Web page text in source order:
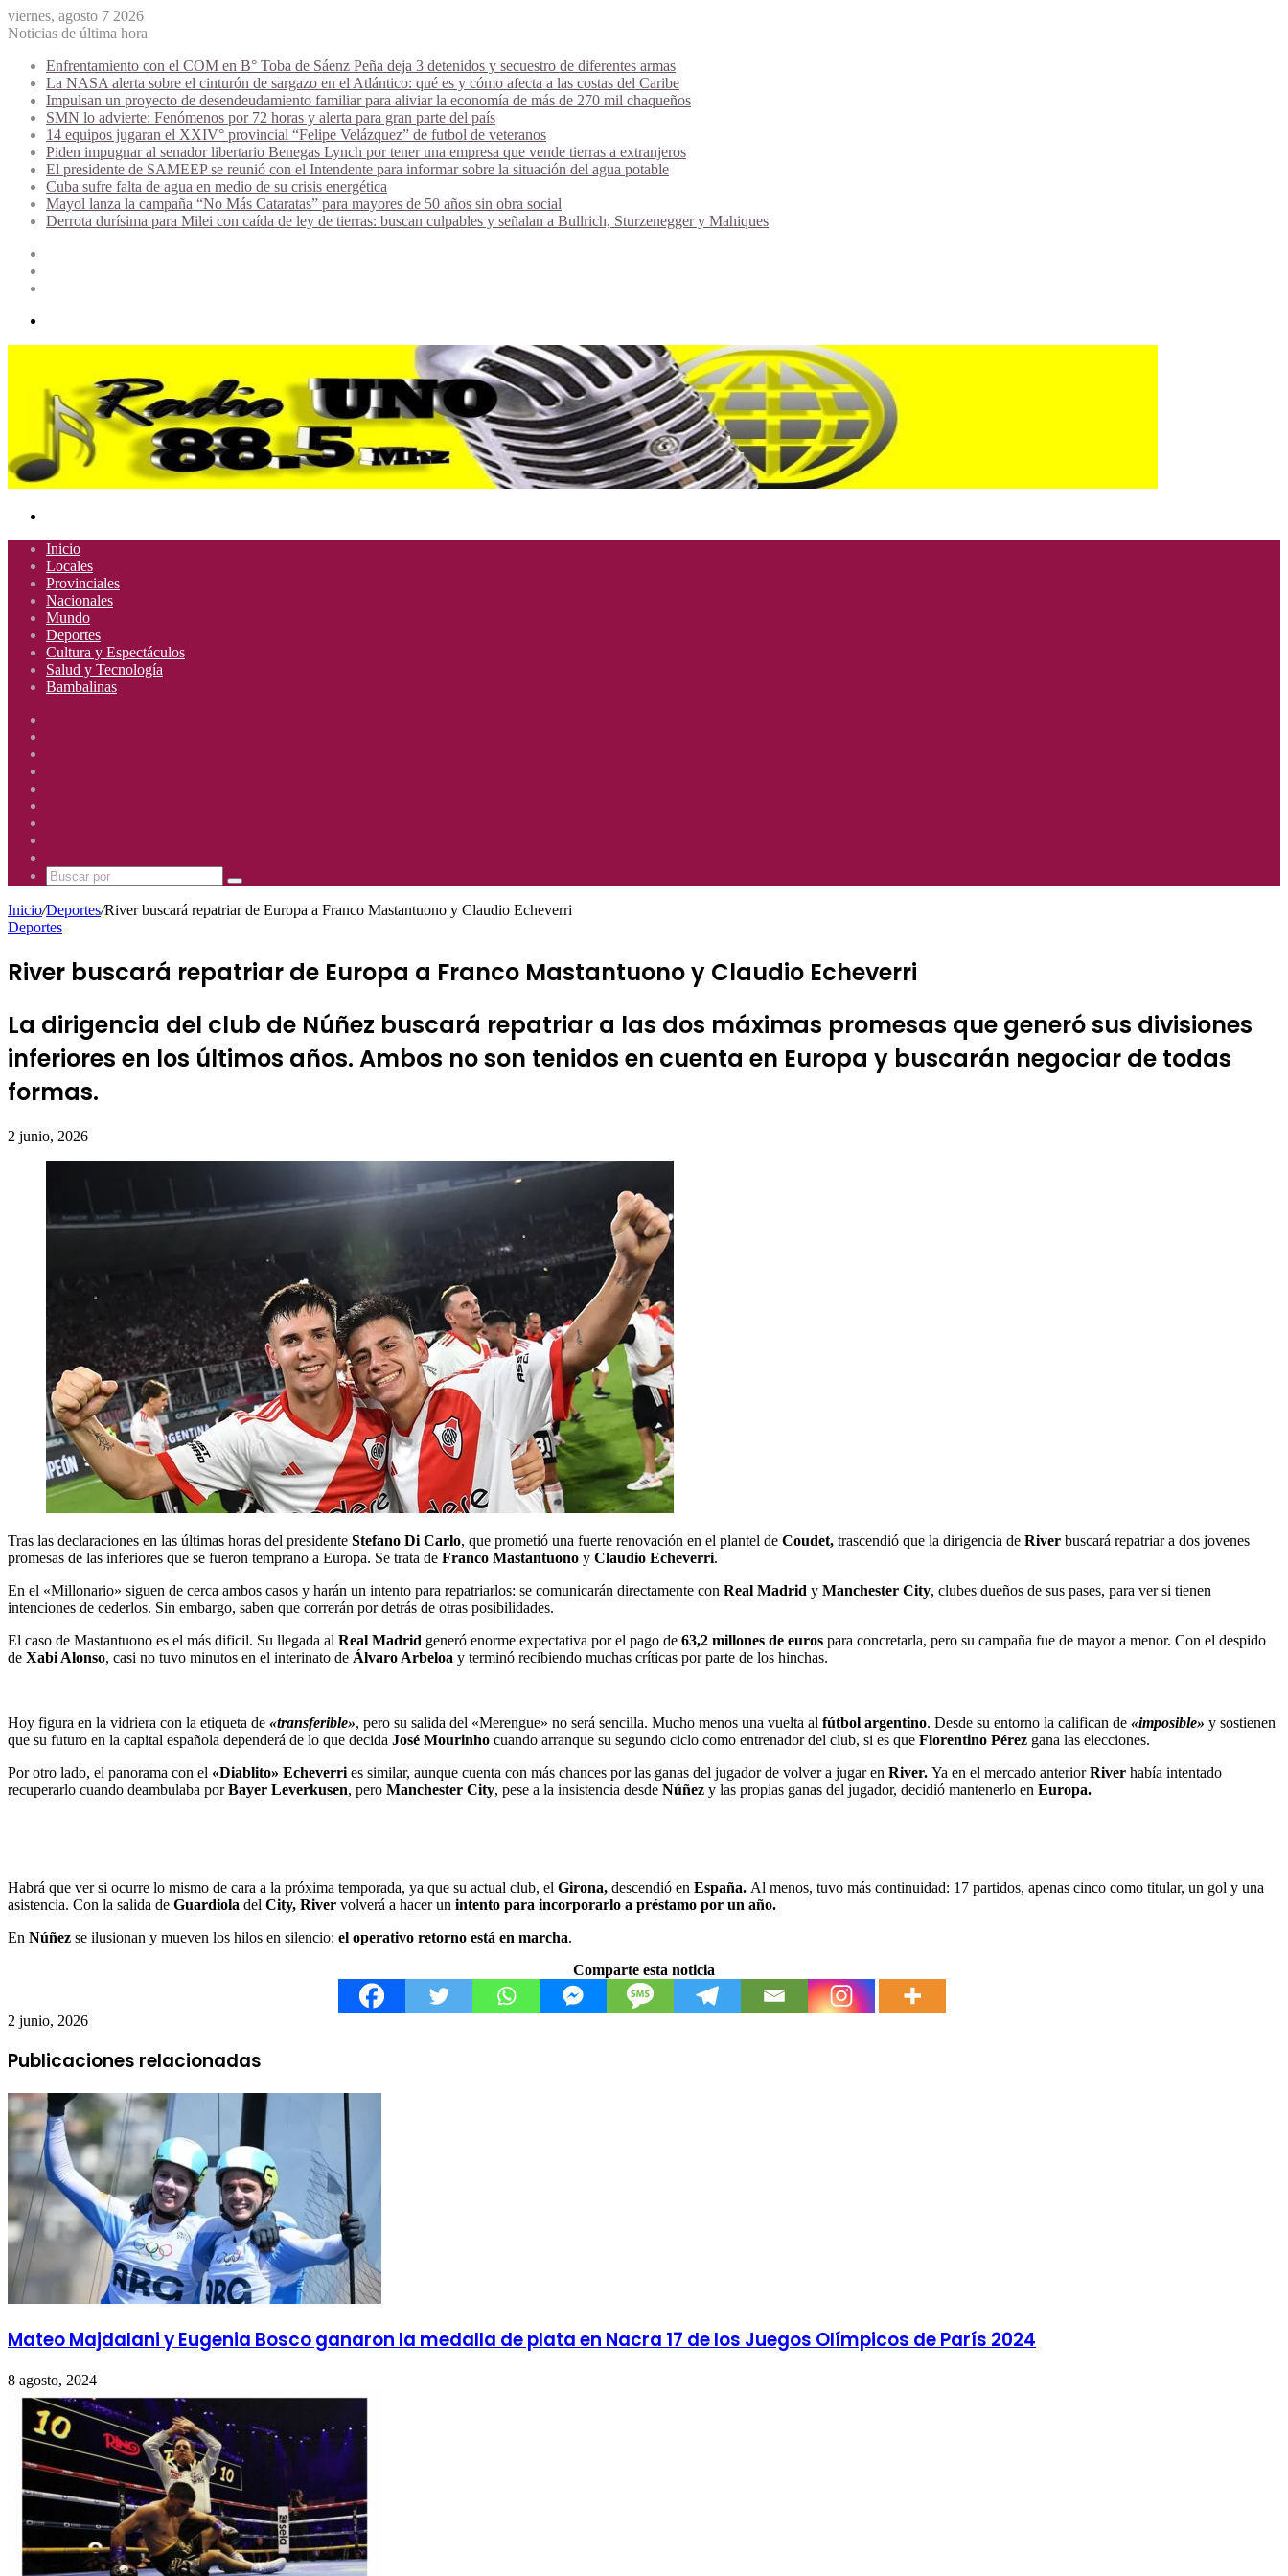
viernes, agosto 7 2026
Noticias de última hora
Enfrentamiento con el COM en B° Toba de Sáenz Peña deja 3 detenidos y secuestro de diferentes armas
La NASA alerta sobre el cinturón de sargazo en el Atlántico: qué es y cómo afecta a las costas del Caribe
Impulsan un proyecto de desendeudamiento familiar para aliviar la economía de más de 270 mil chaqueños
SMN lo advierte: Fenómenos por 72 horas y alerta para gran parte del país
14 equipos jugaran el XXIV° provincial “Felipe Velázquez” de futbol de veteranos
Piden impugnar al senador libertario Benegas Lynch por tener una empresa que vende tierras a extranjeros
El presidente de SAMEEP se reunió con el Intendente para informar sobre la situación del agua potable
Cuba sufre falta de agua en medio de su crisis energética
Mayol lanza la campaña “No Más Cataratas” para mayores de 50 años sin obra social
Derrota durísima para Milei con caída de ley de tierras: buscan culpables y señalan a Bullrich, Sturzenegger y Mahiques
Inicio
Locales
Provinciales
Nacionales
Mundo
Deportes
Cultura y Espectáculos
Salud y Tecnología
Bambalinas
Mhz
885
Mhz
Uno
885
Mhz
Buscar
por
Inicio/Deportes/River buscará repatriar de Europa a Franco Mastantuono y Claudio Echeverri
Deportes
River buscará repatriar de Europa a Franco Mastantuono y Claudio Echeverri
La dirigencia del club de Núñez buscará repatriar a las dos máximas promesas que generó sus divisiones
inferiores en los últimos años. Ambos no son tenidos en cuenta en Europa y buscarán negociar de todas
formas.
2 junio, 2026
Tras las declaraciones en las últimas horas del presidente Stefano Di Carlo, que prometió una fuerte renovación en el plantel de Coudet, trascendió que la dirigencia de River buscará repatriar a dos jovenes
promesas de las inferiores que se fueron temprano a Europa. Se trata de Franco Mastantuono y Claudio Echeverri.
En el «Millonario» siguen de cerca ambos casos y harán un intento para repatriarlos: se comunicarán directamente con Real Madrid y Manchester City, clubes dueños de sus pases, para ver si tienen
intenciones de cederlos. Sin embargo, saben que correrán por detrás de otras posibilidades.
El caso de Mastantuono es el más dificil. Su llegada al Real Madrid generó enorme expectativa por el pago de 63,2 millones de euros para concretarla, pero su campaña fue de mayor a menor. Con el despido
de Xabi Alonso, casi no tuvo minutos en el interinato de Álvaro Arbeloa y terminó recibiendo muchas críticas por parte de los hinchas.
Hoy figura en la vidriera con la etiqueta de «transferible», pero su salida del «Merengue» no será sencilla. Mucho menos una vuelta al fútbol argentino. Desde su entorno la califican de «imposible» y sostienen
que su futuro en la capital española dependerá de lo que decida José Mourinho cuando arranque su segundo ciclo como entrenador del club, si es que Florentino Pérez gana las elecciones.
Por otro lado, el panorama con el «Diablito» Echeverri es similar, aunque cuenta con más chances por las ganas del jugador de volver a jugar en River. Ya en el mercado anteriorRiver había intentado
recuperarlo cuando deambulaba porBayer Leverkusen, pero Manchester City, pese a la insistencia desde Núñez y las propias ganas del jugador, decidió mantenerlo en Europa.
Habrá que ver si ocurre lo mismo de cara a la próxima temporada, ya que su actual club, el Girona, descendió en España. Al menos, tuvo más continuidad: 17 partidos, apenas cinco como titular, un gol y una
asistencia. Con la salida de Guardiola del City, River volverá a hacer un intento para incorporarlo a préstamo por un año.
En Núñez se ilusionan y mueven los hilos en silencio: el operativo retorno está en marcha.
Comparte esta noticia
2 junio, 2026
Publicaciones relacionadas
Mateo Majdalani y Eugenia Bosco ganaron la medalla de plata en Nacra 17 de los Juegos Olímpicos de París 2024
8 agosto, 2024